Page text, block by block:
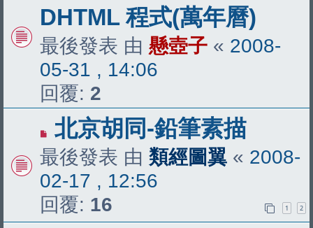
DHTML 程式(萬年曆)
最後發表 由 懸壺子 « 2008-
05-31 , 14:06
回覆: 2
北京胡同-鉛筆素描
最後發表 由 類經圖翼 « 2008-
02-17 , 12:56
回覆: 16 1 2